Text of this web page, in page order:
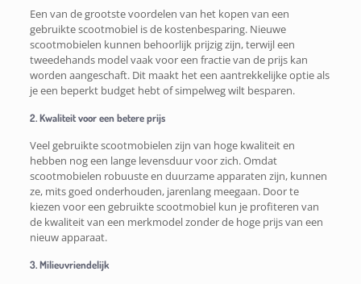
Een van de grootste voordelen van het kopen van een
gebruikte scootmobiel is de kostenbesparing. Nieuwe
scootmobielen kunnen behoorlijk prijzig zijn, terwijl een
tweedehands model vaak voor een fractie van de prijs kan
worden aangeschaft. Dit maakt het een aantrekkelijke optie als
je een beperkt budget hebt of simpelweg wilt besparen.
2. Kwaliteit voor een betere prijs
Veel gebruikte scootmobielen zijn van hoge kwaliteit en
hebben nog een lange levensduur voor zich. Omdat
scootmobielen robuuste en duurzame apparaten zijn, kunnen
ze, mits goed onderhouden, jarenlang meegaan. Door te
kiezen voor een gebruikte scootmobiel kun je profiteren van
de kwaliteit van een merkmodel zonder de hoge prijs van een
nieuw apparaat.
3. Milieuvriendelijk